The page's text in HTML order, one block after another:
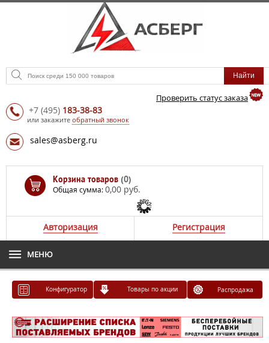
Проверить статус заказа
+7 (495) 183-38-83
или закажите обратный звонок
sales@asberg.ru
Корзина товаров (0)
Общая сумма:0,00 руб.
Авторизация Регистрация
МЕНЮ
Конфигуратор Товары по акции Распродажа